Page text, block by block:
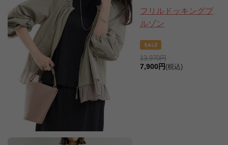
フリルドッキングブ
ルゾン
13,970円
7,900円 (税込)